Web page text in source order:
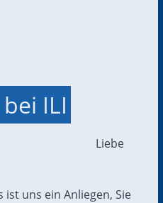
ILI
Liebe
ist uns ein Anliegen, Sie